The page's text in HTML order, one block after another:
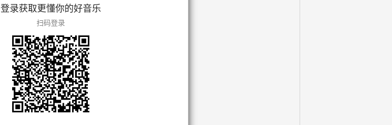
登录获取更懂你的好音乐
扫码登录